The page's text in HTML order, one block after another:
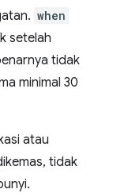
when
setelah
tidak
minimal 30
atau
tidak